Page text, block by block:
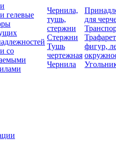
гелевые
со
Чернила,
тушь,
стержни
Стержни
Тушь
чертежная
Чернила
для
фигур,